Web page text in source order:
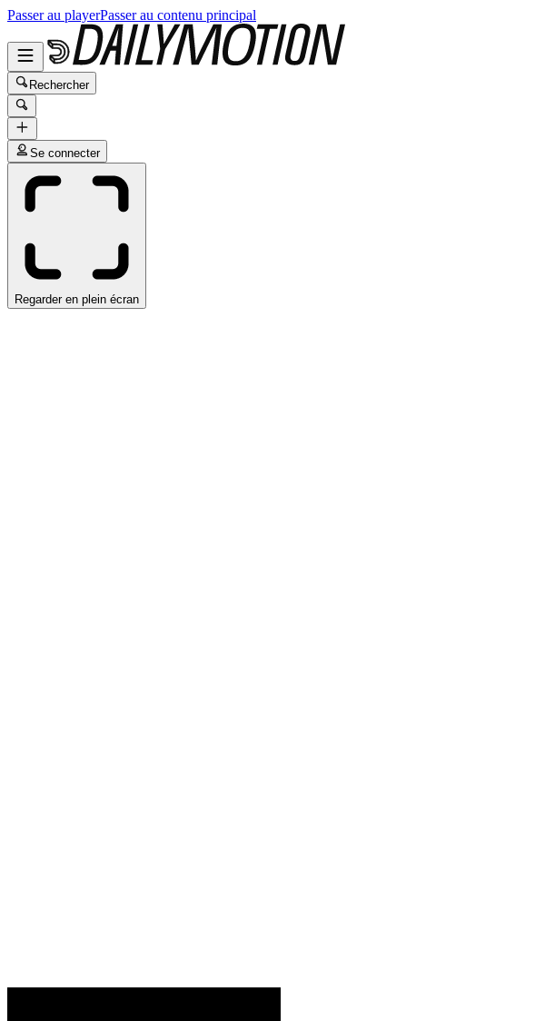
Passer au playerPasser au contenu principal
Rechercher
Se connecter
Regarder en plein écran